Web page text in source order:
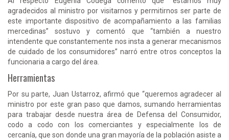
agradecidos al ministro por visitarnos y permitirnos ser parte de
este importante dispositivo de acompañamiento a las familias
mercedinas” sostuvo y comentó que “también a nuestro
intendente que constantemente nos insta a generar mecanismos
de cuidado de los consumidores” narró entre otros conceptos la
funcionaria a cargo del área.
Herramientas
Por su parte, Juan Ustarroz, afirmó que “queremos agradecer al
ministro por este gran paso que damos, sumando herramientas
para trabajar desde nuestra área de Defensa del Consumidor,
codo a codo con los comerciantes y especialmente los de
cercanía, que son donde una gran mayoría de la población asiste a